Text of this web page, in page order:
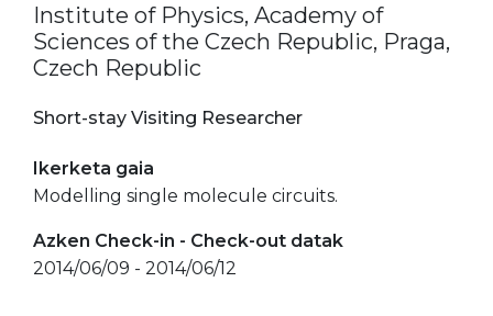
Institute of Physics, Academy of
Sciences of the Czech Republic, Praga,
Czech Republic
Short-stay Visiting Researcher
Ikerketa gaia
Modelling single molecule circuits.
Azken Check-in - Check-out datak
2014/06/09 - 2014/06/12